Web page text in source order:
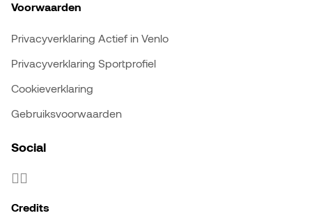
Voorwaarden
Privacyverklaring Actief in Venlo
Privacyverklaring Sportprofiel
Cookieverklaring
Gebruiksvoorwaarden
Social
Credits